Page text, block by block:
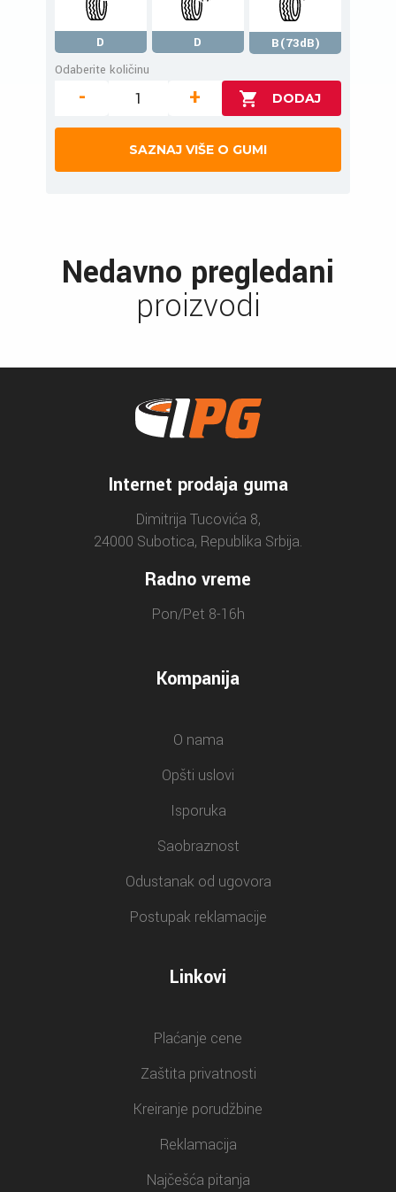
D D
B(73dB)
Odaberite količinu
- +
SAZNAJ VIŠE O GUMI
Nedavno pregledani
proizvodi
Internet prodaja guma
Dimitrija Tucovića 8,
24000 Subotica, Republika Srbija.
Radno vreme
Pon/Pet 8-16h
Kompanija
O nama
Opšti uslovi
Isporuka
Saobraznost
Odustanak od ugovora
Postupak reklamacije
Linkovi
Plaćanje cene
Zaštita privatnosti
Kreiranje porudžbine
Reklamacija
Najčešća pitanja